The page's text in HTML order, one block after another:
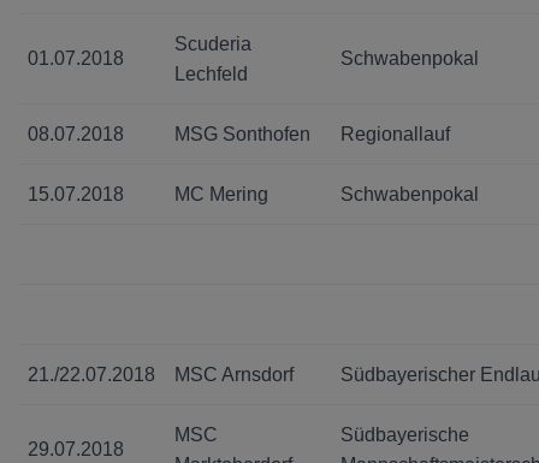
01.07.2018
Scuderia
Lechfeld
Schwabenpokal
08.07.2018 MSG Sonthofen Regionallauf
15.07.2018 MC Mering Schwabenpokal
21./22.07.2018 MSC Arnsdorf Südbayerischer
29.07.2018
MSC
Südbayerische